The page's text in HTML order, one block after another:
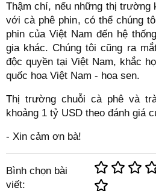
Thậm chí, nếu những thị trường
với cà phê phin, có thể chúng
phin của Việt Nam đến hệ
gia khác. Chúng tôi cũng ra
độc quyền tại Việt Nam, khắc
quốc hoa Việt Nam - hoa sen.
Thị trường chuỗi cà phê và
khoảng 1 tỷ USD theo đánh giá
- Xin cảm ơn bà!
Bình chọn bài
viết: